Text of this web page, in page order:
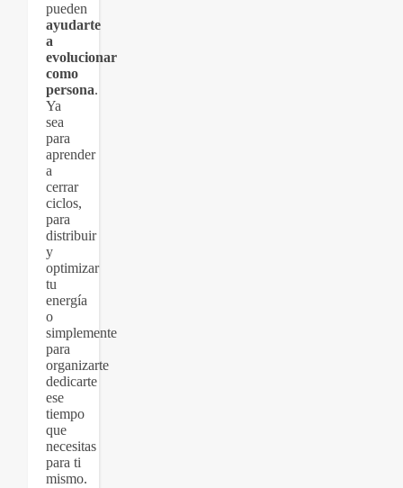
pueden
ayudarte
a
evolucionar
como
persona.
Ya
sea
para
aprender
a
cerrar
ciclos,
para
distribuir
y
optimizar
tu
energía
o
simplemente
para
organizarte
dedicarte
ese
tiempo
que
necesitas
para ti
mismo.